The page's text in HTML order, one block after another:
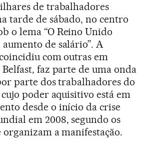
de trabalhadores
tarde de sábado, no centro
o lema “O Reino Unido
de salário”. A
com outras em
faz parte de uma onda
parte dos trabalhadores do
poder aquisitivo está em
desde o início da crise
em 2008, segundo os
organizam a manifestação.